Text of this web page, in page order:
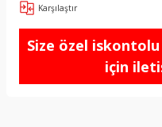
Karşılaştır
Size özel
için